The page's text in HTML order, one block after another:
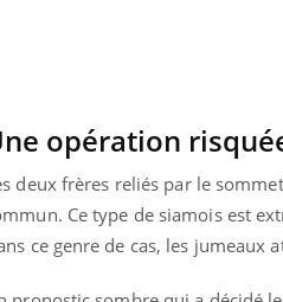
opération
deux frères reliés par le
Ce type de siamois est
ce genre de cas, les jumeaux